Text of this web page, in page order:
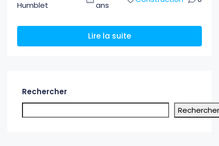
Humblet ans
Lire la suite
Rechercher
Rechercher